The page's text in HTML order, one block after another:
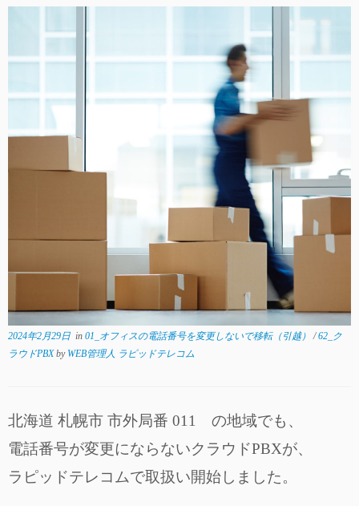
2024年2月29日 in 01_オフィスの電話番号を変更しないで移転（引越）/62_ク
ラウドPBXby WEB管理人 ラピッドテレコム
北海道 札幌市 市外局番 011 の地域でも、
電話番号が変更にならないクラウドPBXが、
ラピッドテレコムで取扱い開始しました。